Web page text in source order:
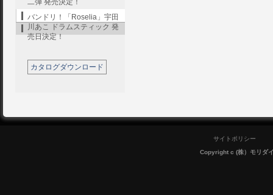
二弾 発売決定！
バンドリ！「Roselia」宇田
川あこ ドラムスティック 発
売日決定！
カタログダウンロード
サイトポリシー
Copyright c (株）モリダ